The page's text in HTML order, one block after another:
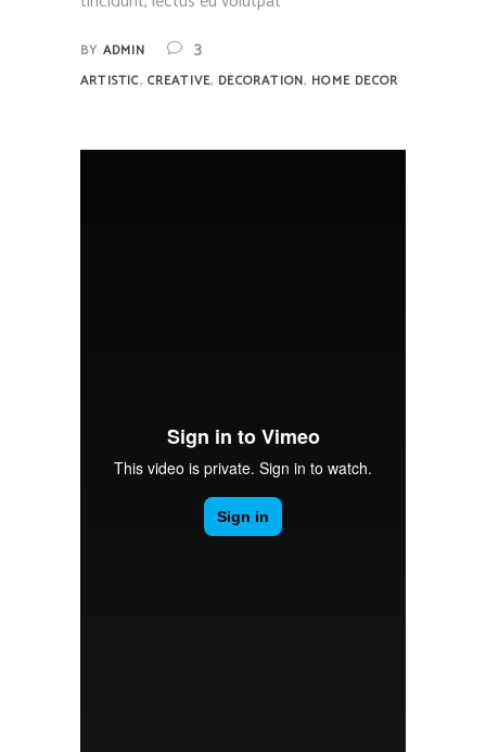
BY ADMIN 3
ARTISTIC, CREATIVE, DECORATION, HOME DECOR